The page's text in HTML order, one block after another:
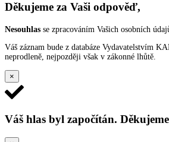
Děkujeme za Vaši odpověď,
Nesouhlas se zpracováním Vašich osobních
Váš záznam bude z databáze Vydavatelstvím
neprodleně, nejpozději však v zákonné lhůtě.
×
Váš hlas byl započítán.